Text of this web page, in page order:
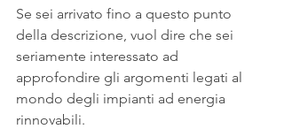
Se sei arrivato fino a questo punto
della descrizione, vuol dire che sei
seriamente interessato ad
approfondire gli argomenti legati al
mondo degli impianti ad energia
rinnovabili.